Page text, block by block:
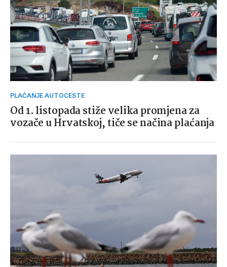
PLAĆANJE AUTOCESTE
Od 1. listopada stiže velika promjena za
vozače u Hrvatskoj, tiče se načina plaćanja